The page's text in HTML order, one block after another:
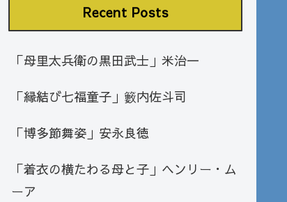
Recent Posts
「母里太兵衛の黒田武士」米治一
「縁結び七福童子」籔内佐斗司
「博多節舞姿」安永良徳
「着衣の横たわる母と子」ヘンリー・ム
ーア